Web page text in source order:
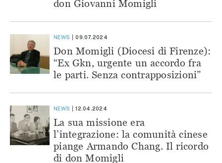
don Giovanni Momigli
NEWS 09.07.2024
Don Momigli (Diocesi di Firenze):
“Ex Gkn, urgente un accordo fra
le parti. Senza contrapposizioni”
NEWS 12.04.2024
La sua missione era
l’integrazione: la comunità cinese
piange Armando Chang. Il ricordo
di don Momigli